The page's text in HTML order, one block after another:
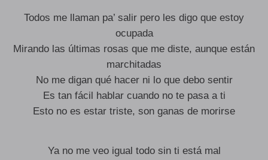
Todos me llaman pa’ salir pero les digo que estoy
ocupada
Mirando las últimas rosas que me diste, aunque están
marchitadas
No me digan qué hacer ni lo que debo sentir
Es tan fácil hablar cuando no te pasa a ti
Esto no es estar triste, son ganas de morirse
Ya no me veo igual todo sin ti está mal